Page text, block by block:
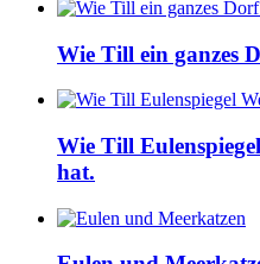
Wie Till ein ganzes
Wie Till
hat.